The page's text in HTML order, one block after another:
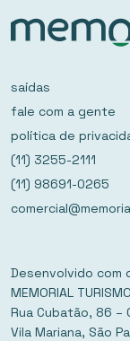
saídas
fale com a gente
política de
(11) 3255-2111
(11) 98691-0265
Desenvolvido com
MEMORIAL
Rua Cubatão, 86 –
Vila Mariana, São